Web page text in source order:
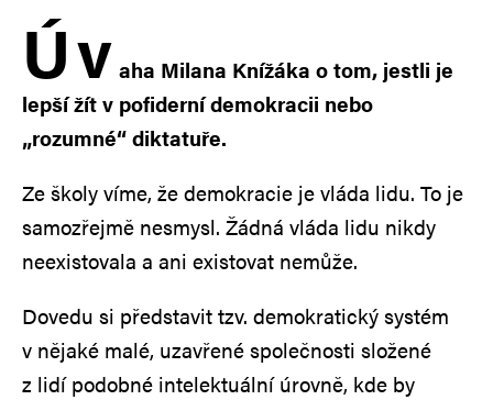
Úv aha Milana Knížáka o tom, jestli je
lepší žít v pofiderní demokracii nebo
„rozumné“ diktatuře.
Ze školy víme, že demokracie je vláda lidu. To je
samozřejmě nesmysl. Žádná vláda lidu nikdy
neexistovala a ani existovat nemůže.
Dovedu si představit tzv. demokratický systém
v nějaké malé, uzavřené společnosti složené
z lidí podobné intelektuální úrovně, kde by